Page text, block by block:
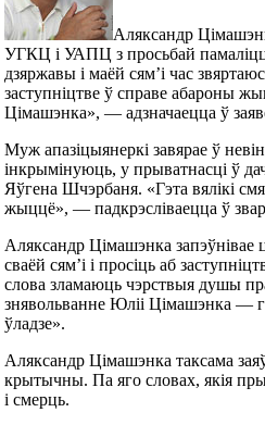
Аляксандр
УГКЦ і УАПЦ з просьбай
дзяржавы і маёй сям’і час
заступніцтве ў справе абароны
Цімашэнка», — адзначаецца ў
Муж апазіцыянеркі завярае ў
інкрымінуюць, у прыватнасці ў
Яўгена Шчэрбаня. «Гэта вялікі
жыццё», — падкрэсліваецца ў
Аляксандр Цімашэнка запэўнівае
сваёй сям’і і просіць аб
слова зламаюць чэрствыя душы
знявольванне Юліі Цімашэнка —
ўладзе».
Аляксандр Цімашэнка таксама
крытычны. Па яго словах, якія
і смерць.